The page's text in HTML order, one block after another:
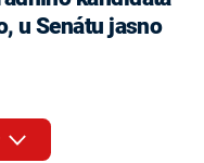
u Senátu jasno